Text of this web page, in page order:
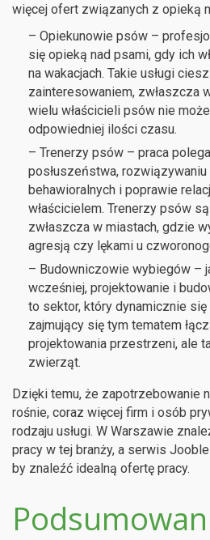
więcej ofert związanych z opieką
– Opiekunowie psów –
się opieką nad psami, gdy ich
na wakacjach. Takie usługi
zainteresowaniem, zwłaszcza
wielu właścicieli psów nie
odpowiedniej ilości czasu.
– Trenerzy psów – praca
posłuszeństwa,
behawioralnych i poprawie
właścicielem. Trenerzy psów
zwłaszcza w miastach, gdzie
agresją czy lękami u
– Budowniczowie wybiegów –
wcześniej, projektowanie i
to sektor, który dynamicznie
zajmujący się tym tematem
projektowania przestrzeni, ale
zwierząt.
Dzięki temu, że zapotrzebowanie
rośnie, coraz więcej firm i osób
rodzaju usługi. W Warszawie
pracy w tej branży, a serwis
by znaleźć idealną ofertę pracy.